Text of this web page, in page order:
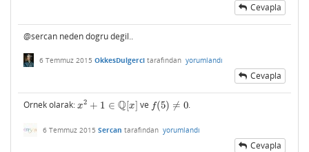
Cevapla
@sercan neden dogru degil..
6 Temmuz 2015 OkkesDulgerci tarafından yorumlandı
Cevapla
Ornek olarak: x2 + 1 ∈ Q[x]
x2+1∈Q [x ] ve f(5) ≠ 0
f(5)≠0 .
6 Temmuz 2015 Sercan tarafından yorumlandı
Cevapla